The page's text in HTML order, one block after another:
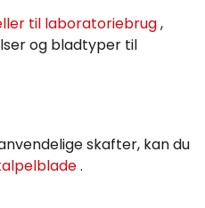
til laboratoriebrug,
og bladtyper til
skafter, kan du
.